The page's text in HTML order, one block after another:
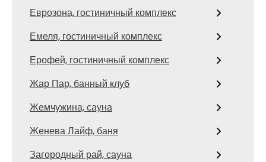
Еврозона, гостиничный комплекс
Емеля, гостиничный комплекс
Ерофей, гостиничный комплекс
Жар Пар, банный клуб
Жемчужина, сауна
Женева Лайф, баня
Загородный рай, сауна